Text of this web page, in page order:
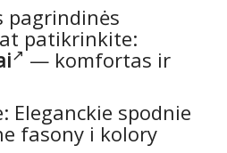
pagrindinės
patikrinkite:
— komfortas ir
Eleganckie spodnie
fasony i kolory